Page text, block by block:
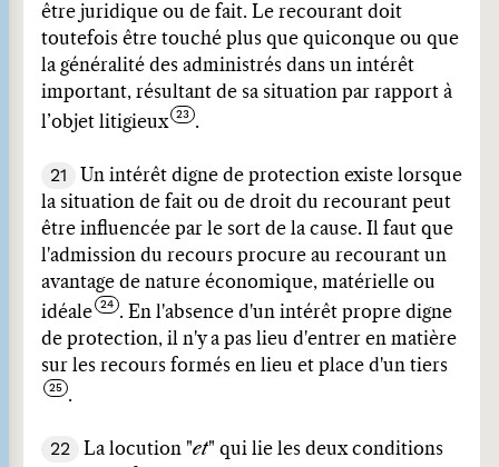
être juridique ou de fait. Le recourant doit
toutefois être touché plus que quiconque ou que
la généralité des administrés dans un intérêt
important, résultant de sa situation par rapport à
l’objet litigieux
.
21
Un intérêt digne de protection existe lorsque
la situation de fait ou de droit du recourant peut
être influencée par le sort de la cause. Il faut que
l'admission du recours procure au recourant un
avantage de nature économique, matérielle ou
idéale
. En l'absence d'un intérêt propre digne
de protection, il n'y a pas lieu d'entrer en matière
sur les recours formés en lieu et place d'un tiers
.
22 La locution "et" qui lie les deux conditions